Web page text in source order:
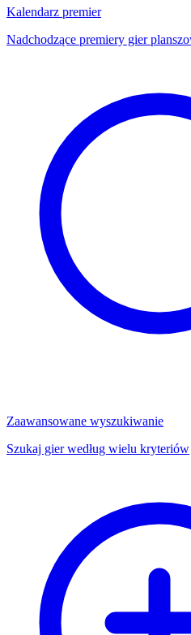
Kalendarz premier
Nadchodzące premiery gier
Zaawansowane wyszukiwanie
Szukaj gier według wielu kryteriów